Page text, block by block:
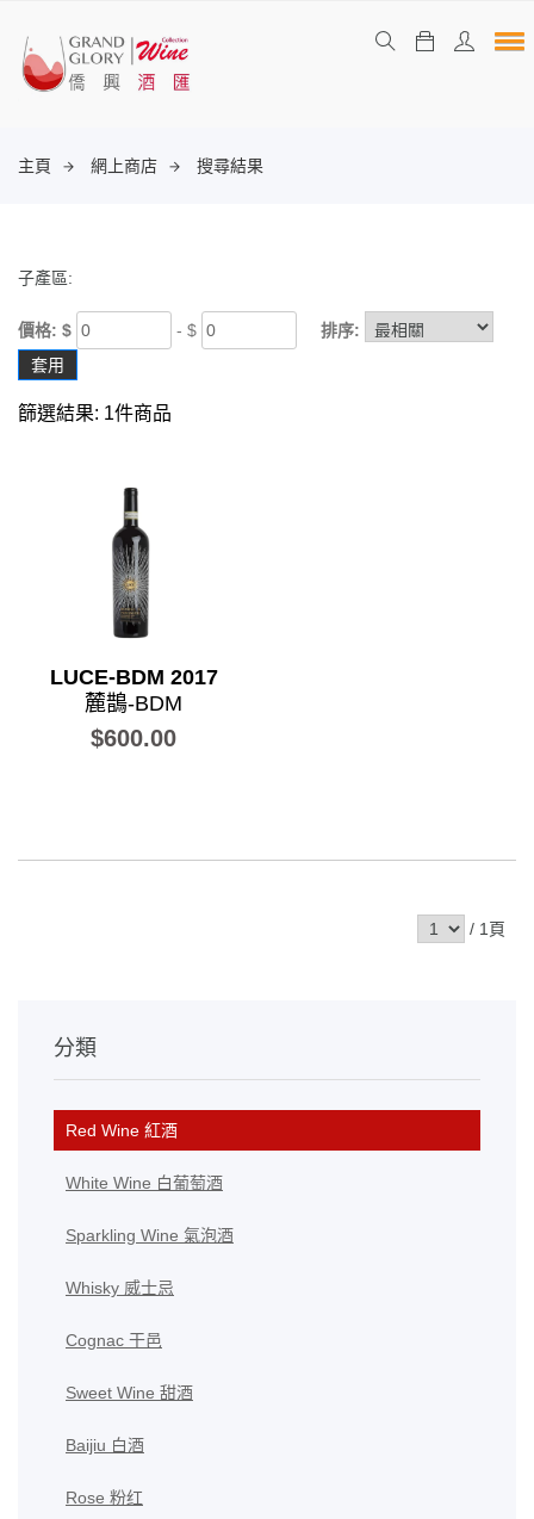
主頁 網上商店 搜尋結果
分類
Red Wine 紅酒
White Wine 白葡萄酒
Sparkling Wine 氣泡酒
Whisky 威士忌
Cognac 干邑
Sweet Wine 甜酒
Baijiu 白酒
Rose 粉红
子產區:
價格: $ - $
排序:
套用
篩選結果: 1件商品
LUCE-BDM 2017
麓鵲-BDM
$600.00
/ 1頁